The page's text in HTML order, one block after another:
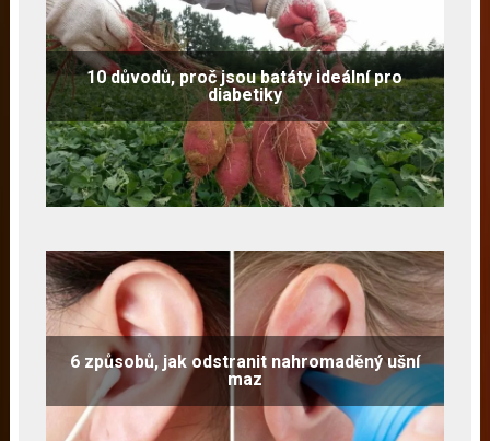
10 důvodů, proč jsou batáty ideální pro
diabetiky
6 způsobů, jak odstranit nahromaděný ušní
maz